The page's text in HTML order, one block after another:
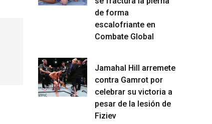
de forma
escalofriante en
Combate Global
Jamahal Hill arremete
contra Gamrot por
celebrar su victoria a
pesar de la lesión de
Fiziev